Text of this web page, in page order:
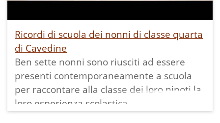
Ricordi di scuola dei nonni di classe quarta
di Cavedine
Ben sette nonni sono riusciti ad essere
presenti contemporaneamente a scuola
per raccontare alla classe dei loro nipoti la
loro esperienza scolastica.